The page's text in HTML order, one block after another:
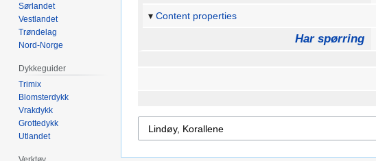
Content properties
Har spørring
Sørlandet
Vestlandet
Trøndelag
Nord-Norge
Dykkeguider
Trimix
Blomsterdykk
Vrakdykk
Grottedykk
Utlandet